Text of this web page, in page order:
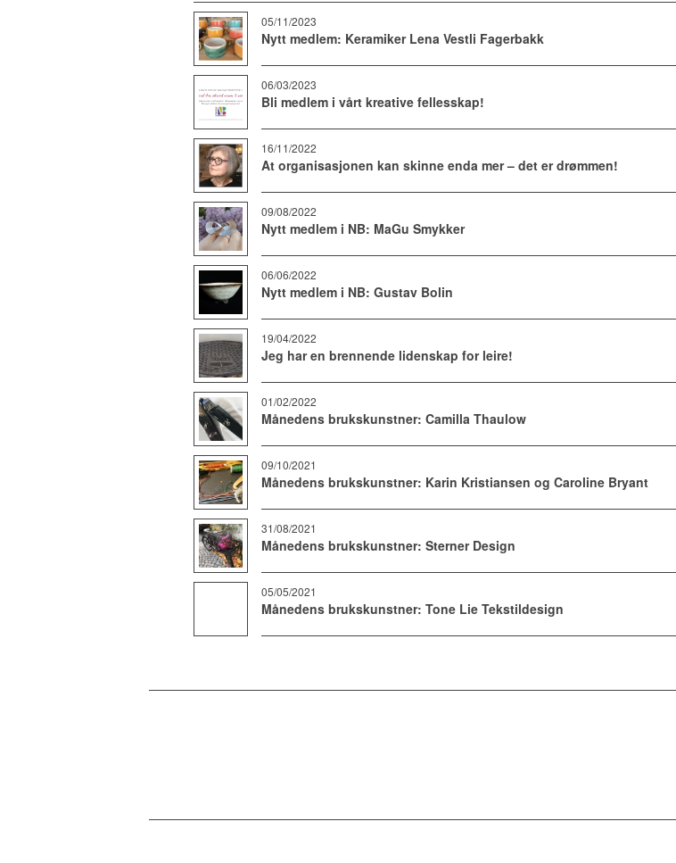
05/11/2023
Nytt medlem: Keramiker Lena Vestli Fagerbakk
06/03/2023
Bli medlem i vårt kreative fellesskap!
16/11/2022
At organisasjonen kan skinne enda mer – det er drømmen!
09/08/2022
Nytt medlem i NB: MaGu Smykker
06/06/2022
Nytt medlem i NB: Gustav Bolin
19/04/2022
Jeg har en brennende lidenskap for leire!
01/02/2022
Månedens brukskunstner: Camilla Thaulow
09/10/2021
Månedens brukskunstner: Karin Kristiansen og Caroline Bryant
31/08/2021
Månedens brukskunstner: Sterner Design
05/05/2021
Månedens brukskunstner: Tone Lie Tekstildesign